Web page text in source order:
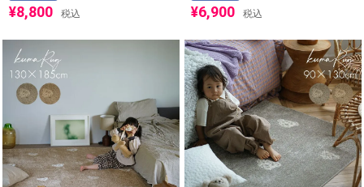
¥8,800 税込 ¥6,900 税込